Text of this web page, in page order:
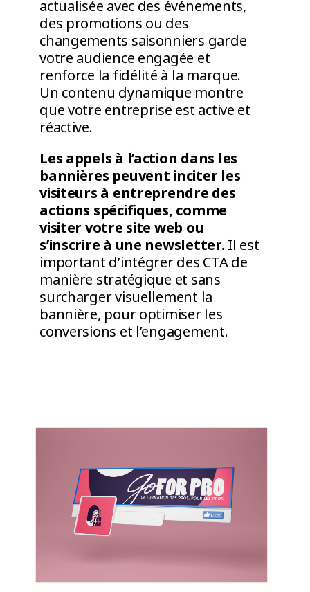
actualisée avec des événements,
des promotions ou des
changements saisonniers garde
votre audience engagée et
renforce la fidélité à la marque.
Un contenu dynamique montre
que votre entreprise est active et
réactive.
Les appels à l’action dans les
bannières peuvent inciter les
visiteurs à entreprendre des
actions spécifiques, comme
visiter votre site web ou
s’inscrire à une newsletter. Il est
important d’intégrer des CTA de
manière stratégique et sans
surcharger visuellement la
bannière, pour optimiser les
conversions et l’engagement.